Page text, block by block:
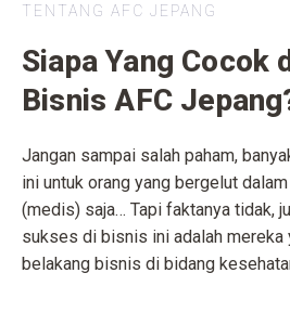
TENTANG AFC JEPANG
Siapa Yang Cocok
Bisnis AFC
Jangan sampai salah paham,
ini untuk orang yang bergelut
(medis) saja… Tapi faktanya tidak,
sukses di bisnis ini adalah mereka
belakang bisnis di bidang